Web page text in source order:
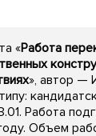
«Работа
», автор —
Работа
Объем